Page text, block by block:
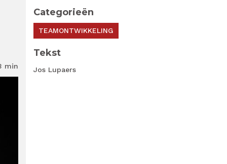
min
Categorieën
TEAMONTWIKKELING
Tekst
Jos Lupaers